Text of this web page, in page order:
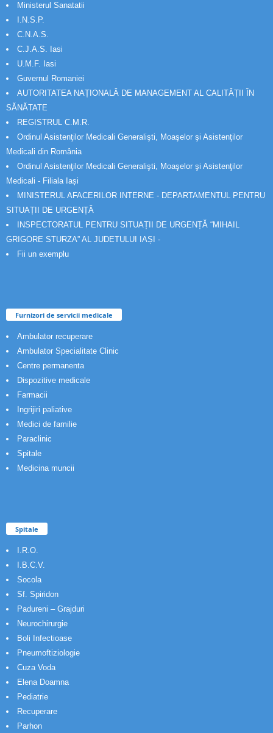
Ministerul Sanatatii
I.N.S.P.
C.N.A.S.
C.J.A.S. Iasi
U.M.F. Iasi
Guvernul Romaniei
AUTORITATEA NAȚIONALĂ DE MANAGEMENT AL CALITĂȚII ÎN
SĂNĂTATE
REGISTRUL C.M.R.
Ordinul Asistenţilor Medicali Generalişti, Moaşelor şi Asistenţilor
Medicali din România
Ordinul Asistenţilor Medicali Generalişti, Moaşelor şi Asistenţilor
Medicali - Filiala Iași
MINISTERUL AFACERILOR INTERNE - DEPARTAMENTUL PENTRU
SITUAȚII DE URGENȚĂ
INSPECTORATUL PENTRU SITUAȚII DE URGENȚĂ “MIHAIL
GRIGORE STURZA” AL JUDETULUI IAȘI -
Fii un exemplu
Furnizori de servicii medicale
Ambulator recuperare
Ambulator Specialitate Clinic
Centre permanenta
Dispozitive medicale
Farmacii
Ingrijiri paliative
Medici de familie
Paraclinic
Spitale
Medicina muncii
Spitale
I.R.O.
I.B.C.V.
Socola
Sf. Spiridon
Padureni – Grajduri
Neurochirurgie
Boli Infectioase
Pneumoftiziologie
Cuza Voda
Elena Doamna
Pediatrie
Recuperare
Parhon